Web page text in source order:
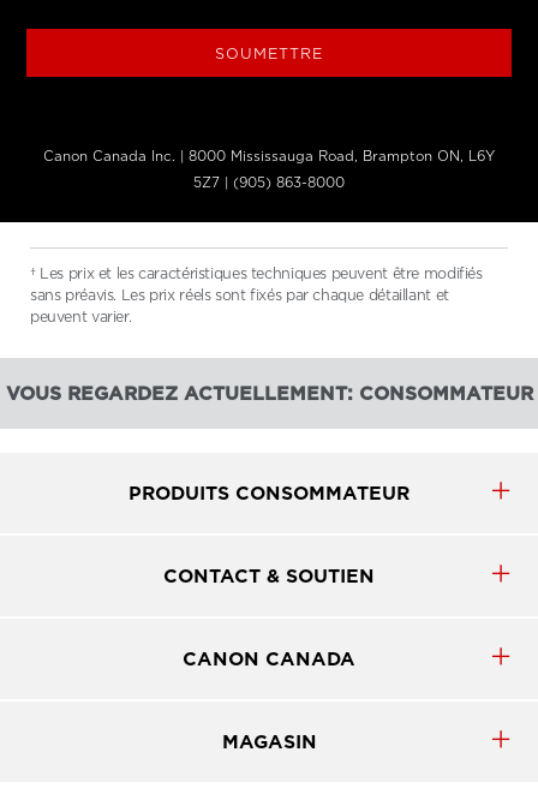
SOUMETTRE
Canon Canada Inc. | 8000 Mississauga Road, Brampton ON, L6Y
5Z7 | (905) 863-8000
† Les prix et les caractéristiques techniques peuvent être modifiés
sans préavis. Les prix réels sont fixés par chaque détaillant et
peuvent varier.
VOUS REGARDEZ ACTUELLEMENT: CONSOMMATEUR
PRODUITS CONSOMMATEUR
CONTACT & SOUTIEN
CANON CANADA
MAGASIN